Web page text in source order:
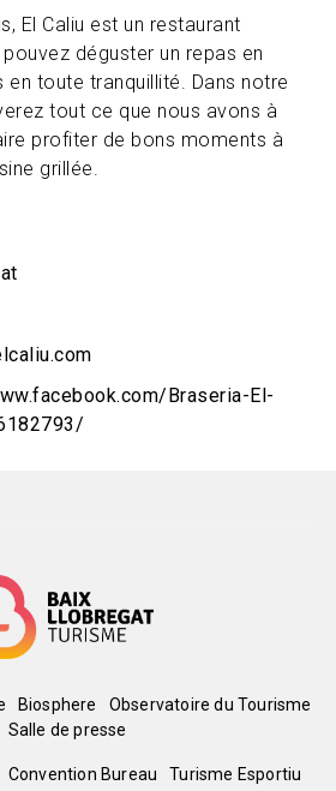
El Caliu est un restaurant
déguster un repas en
toute tranquillité. Dans notre
tout ce que nous avons à
profiter de bons moments à
grillée.
Braseria-El-
Biosphere
Observatoire du Tourisme
Salle de presse
Convention Bureau Turisme Esportiu